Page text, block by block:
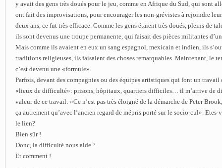
y avait des gens très doués pour le jeu, comme en Afrique du Sud, qui sont
ont fait des improvisations, pour encourager les non-grévistes à rejoindre
deux ans, ce fut très efficace. Comme les gens étaient très doués, pleins de
ils sont devenus une troupe permanente, qui faisait des pièces militantes
Mais comme ils avaient en eux un sang espagnol, mexicain et indien, ils
traditions religieuses, ils faisaient des choses remarquables. Maintenant, le
c’est devenu une «formule».
Parfois, devant des compagnies ou des équipes artistiques qui font un travail
«lieux de difficulté»: prisons, hôpitaux, quartiers difficiles… il m’arrive de
valeur de ce travail: «Ce n’est pas très éloigné de la démarche de Peter
ça autrement qu’avec l’ancien regard de mépris porté sur le socio-cul». Etes-
le lien?
Bien sûr !
Donc, la difficulté nous aide ?
Et comment !